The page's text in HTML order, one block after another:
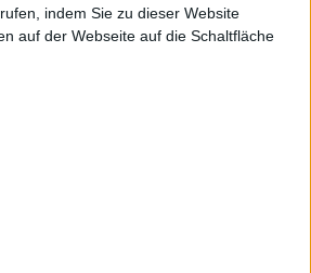
indem Sie zu dieser Website
auf der Webseite auf die Schaltfläche